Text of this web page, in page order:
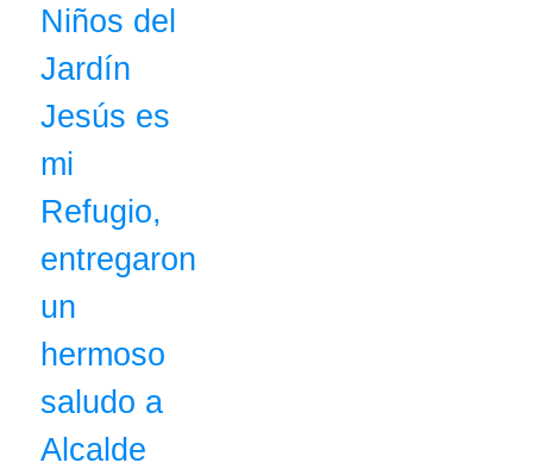
Niños del
Jardín
Jesús es
mi
Refugio,
entregaron
un
hermoso
saludo a
Alcalde